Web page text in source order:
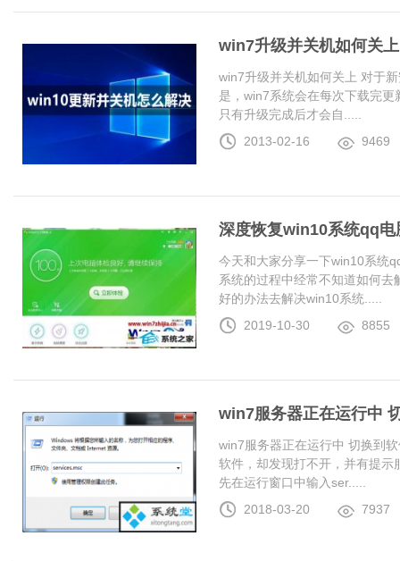
win7升级并关机如何关上
win7升级并关机如何关上 对于
是，win7系统会在每次下载完
只有升级完成后才会自.....
2013-02-16
9469
深度恢复win10系统qq
今天和大家分享一下win10系统
系统的过程中经常不知道如何
好的办法去解决win10系统.....
2019-10-30
8855
win7服务器正在运行中
win7服务器正在运行中 切换到
软件，却发现打不开，并有提
先在运行窗口中输入ser.....
2018-03-20
7937